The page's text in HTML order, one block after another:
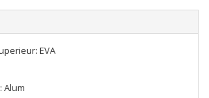
EVA
Alum